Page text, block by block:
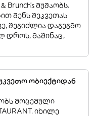
Brunch’s მუშაობს.
შენს შეკვეთას
შეგიძლია დაგეგმო
დროს, მაშინაც,
ობიექტიდან
მოცემული
იხილე